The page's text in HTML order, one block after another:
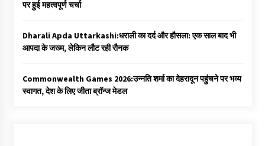
पर हुई महत्वपूर्ण चर्चा
Dharali Apda Uttarkashi:धराली का दर्द और हौसला: एक साल बाद भी
आपदा के जख्म, लेकिन लौट रही रौनक
Commonwealth Games 2026:उन्नति शर्मा का देहरादून पहुंचने पर भव्य
स्वागत, देश के लिए जीता ब्रॉन्ज मेडल